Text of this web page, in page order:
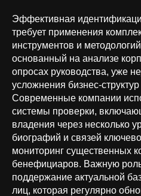
Эффективная
требует применения
инструментов и
основанный на анализе
опросах руководства, уже
усложнения бизнес-
Современные компании
системы проверки,
владения через несколько
биографий и связей
мониторинг существенных
бенефициаров. Важную роль
поддержание актуальной
лиц, которая регулярно
+7 (926) 866-31-00
info@orion-